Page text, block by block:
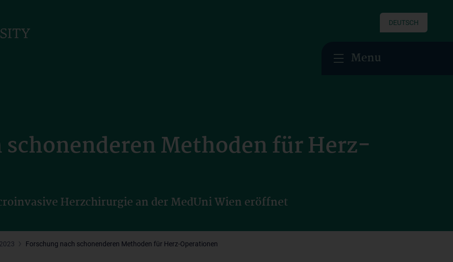
DEUTSCH
Menu
schonenderen Methoden für Herz-
Herzchirurgie an der MedUni Wien eröffnet
Forschung nach schonenderen Methoden für Herz-Operationen